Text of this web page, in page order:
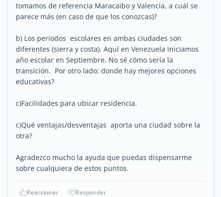
tomamos de referencia Maracaibo y Valencia, a cuál se
parece más (en caso de que los conozcas)?
b) Los períodos escolares en ambas ciudades son
diferentes (sierra y costa). Aquí en Venezuela iniciamos
año escolar en Septiembre. No sé cómo sería la
transición. Por otro lado: donde hay mejores opciones
educativas?
c)Facilidades para ubicar residencia.
c)Qué ventajas/desventajas aporta una ciudad sobre la
otra?
Agradezco mucho la ayuda que puedas dispensarme
sobre cualquiera de estos puntos.
Reaccionar Responder